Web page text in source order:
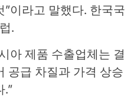
이라고 말했다. 한국국
.
아 제품 수출업체는 결
공급 차질과 가격 상승
.”